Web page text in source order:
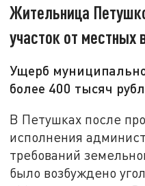
Жительница
участок от местных
Ущерб
более 400 тысяч
В Петушках после
исполнения
требований
было возбуждено